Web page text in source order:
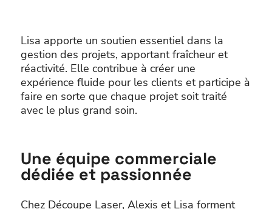
Lisa apporte un soutien essentiel dans la
gestion des projets, apportant fraîcheur et
réactivité. Elle contribue à créer une
expérience fluide pour les clients et participe à
faire en sorte que chaque projet soit traité
avec le plus grand soin.
Une équipe commerciale
dédiée et passionnée
Chez Découpe Laser, Alexis et Lisa forment